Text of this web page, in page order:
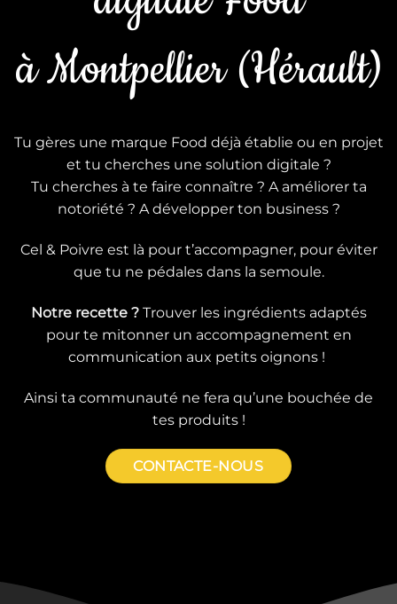
à Montpellier (Hérault)
Tu gères une marque Food déjà établie ou en projet
et tu cherches une solution digitale ?
Tu cherches à te faire connaître ? A améliorer ta
notoriété ? A développer ton business ?
Cel & Poivre est là pour t’accompagner, pour éviter
que tu ne pédales dans la semoule.
Notre recette ?Trouver les ingrédients adaptés
pour te mitonner un accompagnement en
communication aux petits oignons !
Ainsi ta communauté ne fera qu’une bouchée de
tes produits !
CONTACTE-NOUS